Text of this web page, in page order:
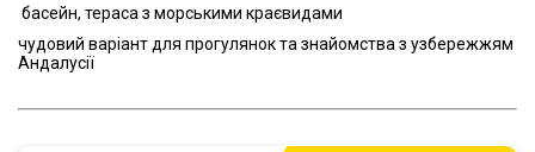
басейн, тераса з морськими краєвидами
чудовий варіант для прогулянок та знайомства з узбережжям
Андалусії